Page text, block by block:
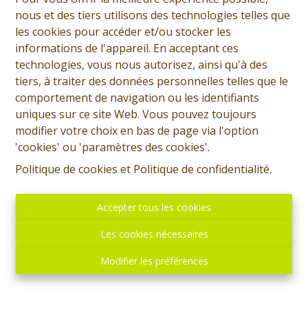
nous et des tiers utilisons des technologies telles que
les cookies pour accéder et/ou stocker les
informations de l'appareil. En acceptant ces
technologies, vous nous autorisez, ainsi qu'à des
tiers, à traiter des données personnelles telles que le
comportement de navigation ou les identifiants
uniques sur ce site Web. Vous pouvez toujours
modifier votre choix en bas de page via l'option
'cookies' ou 'paramètres des cookies'.
Politique de cookies et Politique de confidentialité.
Accepter tous les cookies
Les cookies nécessaires
Modifier les préférences
Demande d'informations
+32 (0)65 31 96 96
4 1 159 m² 184 m²
1
inclus et à charge de l'acquéreur. Maison à rénover et
comprenant: Sous-sol: Cave accessible par une trappe.
Rez: Living, cuisine meublée, salle de bains, hall arrière
avec coin buanderie, jardin, garage dans le fond du
jardin. Etage: Hall de nuit menant vers deux chambres
et étage 2. Etage 2: Hall de nuit, deux chambres sous